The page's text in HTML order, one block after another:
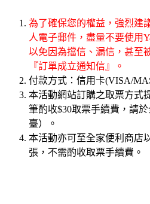
為了確保您的權益，強烈建
人電子郵件，盡量不要使用
以免因為擋信、漏信，甚至
『訂單成立通知信』。
付款方式：信用卡(VISA/
本活動網站訂購之取票方式
筆酌收$30取票手續費，請
臺）。
本活動亦可至全家便利商店
張，不需酌收取票手續費。